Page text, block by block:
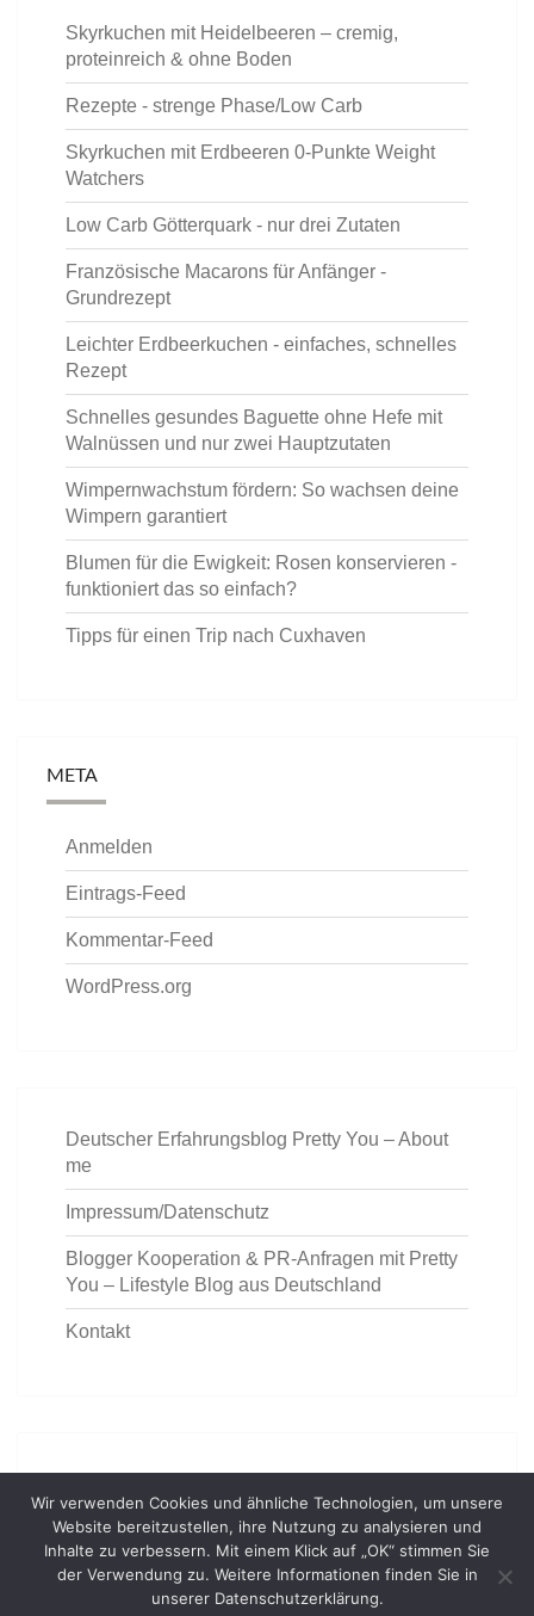
Skyrkuchen mit Heidelbeeren – cremig,
proteinreich & ohne Boden
Rezepte - strenge Phase/Low Carb
Skyrkuchen mit Erdbeeren 0-Punkte Weight
Watchers
Low Carb Götterquark - nur drei Zutaten
Französische Macarons für Anfänger -
Grundrezept
Leichter Erdbeerkuchen - einfaches, schnelles
Rezept
Schnelles gesundes Baguette ohne Hefe mit
Walnüssen und nur zwei Hauptzutaten
Wimpernwachstum fördern: So wachsen deine
Wimpern garantiert
Blumen für die Ewigkeit: Rosen konservieren -
funktioniert das so einfach?
Tipps für einen Trip nach Cuxhaven
META
Anmelden
Eintrags-Feed
Kommentar-Feed
WordPress.org
Deutscher Erfahrungsblog Pretty You – About
me
Impressum/Datenschutz
Blogger Kooperation & PR-Anfragen mit Pretty
You – Lifestyle Blog aus Deutschland
Kontakt
Wir verwenden Cookies und ähnliche Technologien, um unsere
Website bereitzustellen, ihre Nutzung zu analysieren und
Inhalte zu verbessern. Mit einem Klick auf „OK“ stimmen Sie
der Verwendung zu. Weitere Informationen finden Sie in
unserer Datenschutzerklärung.